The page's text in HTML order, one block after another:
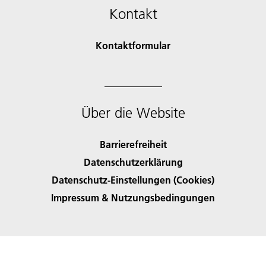
Kontakt
Kontaktformular
Über die Website
Barrierefreiheit
Datenschutzerklärung
Datenschutz-Einstellungen (Cookies)
Impressum & Nutzungsbedingungen